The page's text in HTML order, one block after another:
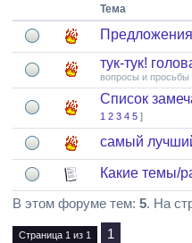
Тема
тук-тук!
вопросы и
Список
1 2 3 4 5 ]
самый
Какие темы/
В этом форуме тем: 5. На
Страница 1 из 1 1